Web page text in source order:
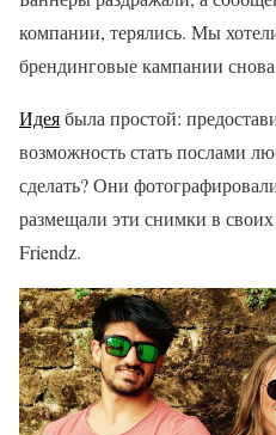
компании, терялись. Мы
брендинговые кампании
Идеябыла простой:
возможность стать послами
сделать? Они
размещали эти снимки в
Friendz.